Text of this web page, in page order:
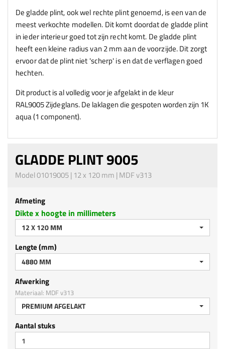
De gladde plint, ook wel rechte plint genoemd, is een van de
meest verkochte modellen. Dit komt doordat de gladde plint
in ieder interieur goed tot zijn recht komt. De gladde plint
heeft een kleine radius van 2 mm aan de voorzijde. Dit zorgt
ervoor dat de plint niet 'scherp' is en dat de verflagen goed
hechten.
Dit product is al volledig voor je afgelakt in de kleur
RAL9005Zijdeglans.De laklagen die gespoten worden zijn 1K
aqua (1 component).
GLADDE PLINT 9005
Model 01019005 | 12 x 120 mm | MDF v313
Afmeting
Dikte x hoogte in millimeters
12 X 120 MM
Lengte (mm)
4880 MM
Afwerking
Materiaal: MDF v313
PREMIUM AFGELAKT
Aantal stuks